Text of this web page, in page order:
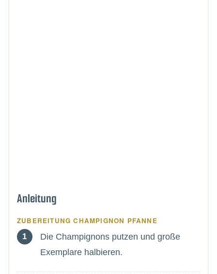
Anleitung
ZUBEREITUNG CHAMPIGNON PFANNE
Die Champignons putzen und große
Exemplare halbieren.